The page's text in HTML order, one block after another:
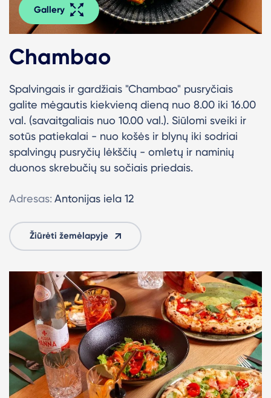
Gallery
Chambao
Spalvingais ir gardžiais "Chambao" pusryčiais
galite mėgautis kiekvieną dieną nuo 8.00 iki 16.00
val. (savaitgaliais nuo 10.00 val.). Siūlomi sveiki ir
sotūs patiekalai - nuo košės ir blynų iki sodriai
spalvingų pusryčių lėkščių - omletų ir naminių
duonos skrebučių su sočiais priedais.
Adresas: Antonijas iela 12
Žiūrėti žemėlapyje